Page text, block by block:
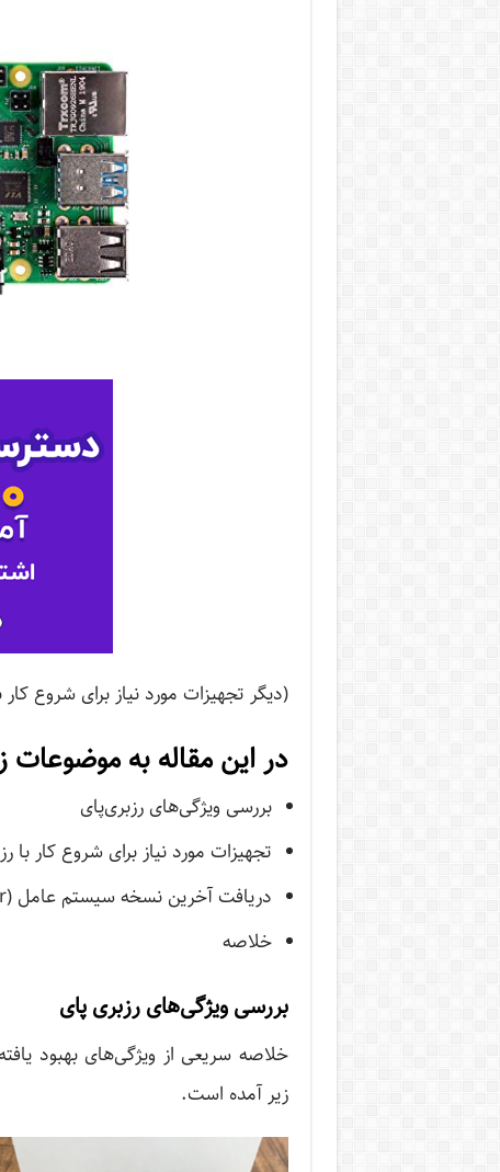
(دیگر تجهیزات مورد نیاز برای شروع
در این مقاله به موضوعات
بررسی ویژگی‌های رزبری‌پای
تجهیزات مورد نیاز برای شروع کار با
دریافت آخرین نسخه سیستم عامل (Raspbian Buster)
خلاصه
بررسی ویژگی‌های رزبری پای
زیر آمده است.